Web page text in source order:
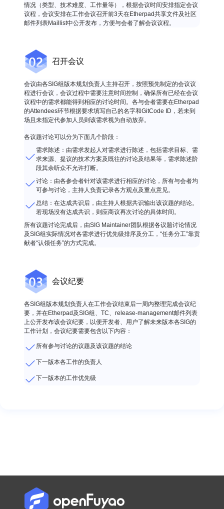
情况（类型、技术难度、工作量等），根据会议时间安排指定会议
议程，会议安排在工作会议召开前3天在Etherpad共享文件及社区
邮件列表Maillist中公开发布，方便与会者了解会议议程。
召开会议
会议由各SIG组版本规划负责人主持召开，按照预先制定的会议议
程进行会议，会议过程中需要注意时间控制，确保所有已经在会议
议程中的需求都能得到相应的讨论时间。各与会者需要在Etherpad
的Attendees环节根据要求填写自己的名字和GitCode ID，若未到
场且未指定代参加人员则该需求视为自动放弃。
各议题讨论可以分为下面几个阶段：
需求陈述：由需求发起人对需求进行陈述，包括需求目标、需
求来源、提议的技术方案及既往的讨论及结果等，需求陈述阶
段其余听众不允许打断。
讨论：由各参会者针对该需求进行相应的讨论，所有与会者均
可参与讨论，主持人负责记录各方观点及重点意见。
总结：在达成共识后，由主持人根据共识输出该议题的结论。
若现场没有达成共识，则应商议再次讨论的具体时间。
所有议题讨论完成后，由SIG Maintainer团队根据各议题讨论情况
及SIG组实际情况对各需求进行优先级排序及分工，“任务分工”靠贡
献者“认领任务”的方式完成。
会议纪要
各SIG组版本规划负责人在工作会议结束后一周内整理完成会议纪
要，并在Etherpad及SIG组、TC、release-management邮件列表
上公开发布该会议纪要，以便开发者、用户了解未来版本各SIG的
工作计划，会议纪要需要包含以下内容：
所有参与讨论的议题及该议题的结论
下一版本各工作的负责人
下一版本的工作优先级